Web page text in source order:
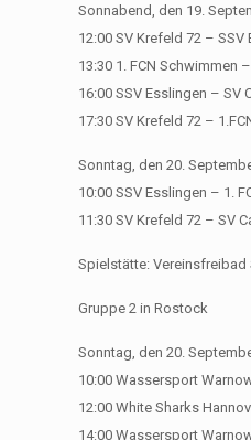
Sonnabend, den 19.
12:00 SV Krefeld 72 – SSV
13:30 1. FCN Schwimmen
16:00 SSV Esslingen – SV
17:30 SV Krefeld 72 –
Sonntag, den 20.
10:00 SSV Esslingen – 1.
11:30 SV Krefeld 72 – SV
Spielstätte: Vereinsfreibad
Gruppe 2 in Rostock
Sonntag, den 20.
10:00 Wassersport
12:00 White Sharks
14:00 Wassersport